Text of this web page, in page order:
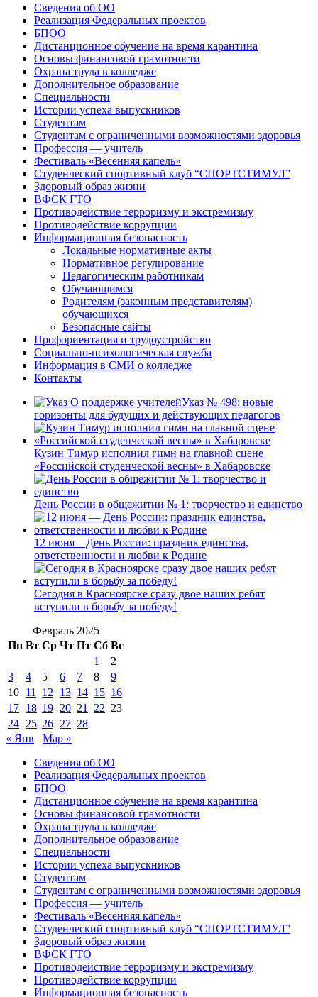
Сведения об ОО
Реализация Федеральных проектов
БПОО
Дистанционное обучение на время карантина
Основы финансовой грамотности
Охрана труда в колледже
Дополнительное образование
Специальности
Истории успеха выпускников
Студентам
Студентам с ограниченными возможностями здоровья
Профессия — учитель
Фестиваль «Весенняя капель»
Студенческий спортивный клуб “СПОРТСТИМУЛ”
Здоровый образ жизни
ВФСК ГТО
Противодействие терроризму и экстремизму
Противодействие коррупции
Информационная безопасность
Локальные нормативные акты
Нормативное регулирование
Педагогическим работникам
Обучающимся
Родителям (законным представителям)
обучающихся
Безопасные сайты
Профориентация и трудоустройство
Социально-психологическая служба
Информация в СМИ о колледже
Контакты
Указ № 498: новые
горизонты для будущих и действующих педагогов
Кузин Тимур исполнил гимн на главной сцене
«Российской студенческой весны» в Хабаровске
День России в общежитии № 1: творчество и единство
12 июня – День России: праздник единства,
ответственности и любви к Родине
Сегодня в Красноярске сразу двое наших ребят
вступили в борьбу за победу!
Февраль 2025
Пн Вт Ср Чт Пт Сб Вс
1
2
3
4 5 6 7 8
9
10 11 12 13 14 15 16
17 18 19 20 21 22 23
24 25 26 27 28
« Янв
Мар »
Сведения об ОО
Реализация Федеральных проектов
БПОО
Дистанционное обучение на время карантина
Основы финансовой грамотности
Охрана труда в колледже
Дополнительное образование
Специальности
Истории успеха выпускников
Студентам
Студентам с ограниченными возможностями здоровья
Профессия — учитель
Фестиваль «Весенняя капель»
Студенческий спортивный клуб “СПОРТСТИМУЛ”
Здоровый образ жизни
ВФСК ГТО
Противодействие терроризму и экстремизму
Противодействие коррупции
Информационная безопасность